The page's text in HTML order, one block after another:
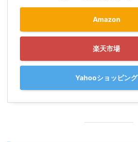
Amazon
楽天市場
Yahooショッピング